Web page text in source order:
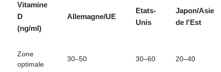
Vitamine
D
(ng/ml)
Allemagne/UE
Etats-
Unis
Japon/Asie
de l'Est
Zone
optimale
30–50 30–60 20–40